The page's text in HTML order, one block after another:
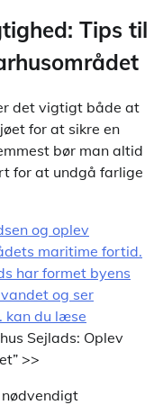
Tips til
det vigtigt både at
for at sikre en
bør man altid
for at undgå farlige
og oplev
maritime fortid.
har formet byens
og ser
kan du læse
Sejlads: Oplev
>>